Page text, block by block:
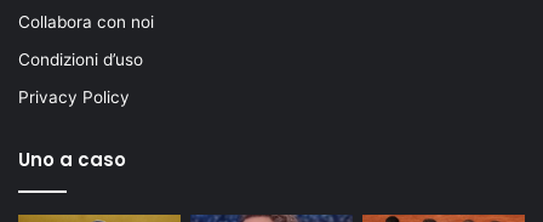
Collabora con noi
Condizioni d’uso
Privacy Policy
Uno a caso